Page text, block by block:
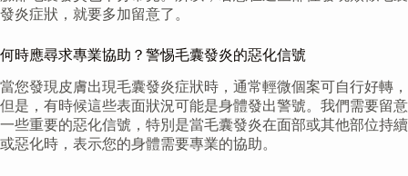
發炎症狀，就要多加留意了。
何時應尋求專業協助？警惕毛囊發炎的惡化信號
當您發現皮膚出現毛囊發炎症狀時，通常輕微個案可自行好轉，
但是，有時候這些表面狀況可能是身體發出警號。我們需要留意
一些重要的惡化信號，特別是當毛囊發炎在面部或其他部位持續
或惡化時，表示您的身體需要專業的協助。